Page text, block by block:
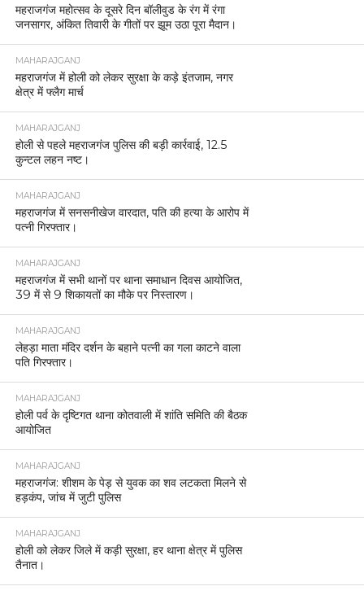
महराजगंज महोत्सव के दूसरे दिन बॉलीवुड के रंग में रंगा
जनसागर, अंकित तिवारी के गीतों पर झूम उठा पूरा मैदान।
MAHARAJGANJ
महराजगंज में होली को लेकर सुरक्षा के कड़े इंतजाम, नगर
क्षेत्र में फ्लैग मार्च
MAHARAJGANJ
होली से पहले महराजगंज पुलिस की बड़ी कार्रवाई, 12.5
कुन्टल लहन नष्ट।
MAHARAJGANJ
महराजगंज में सनसनीखेज वारदात, पति की हत्या के आरोप में
पत्नी गिरफ्तार।
MAHARAJGANJ
महराजगंज में सभी थानों पर थाना समाधान दिवस आयोजित,
39 में से 9 शिकायतों का मौके पर निस्तारण।
MAHARAJGANJ
लेहड़ा माता मंदिर दर्शन के बहाने पत्नी का गला काटने वाला
पति गिरफ्तार।
MAHARAJGANJ
होली पर्व के दृष्टिगत थाना कोतवाली में शांति समिति की बैठक
आयोजित
MAHARAJGANJ
महराजगंज: शीशम के पेड़ से युवक का शव लटकता मिलने से
हड़कंप, जांच में जुटी पुलिस
MAHARAJGANJ
होली को लेकर जिले में कड़ी सुरक्षा, हर थाना क्षेत्र में पुलिस
तैनात।